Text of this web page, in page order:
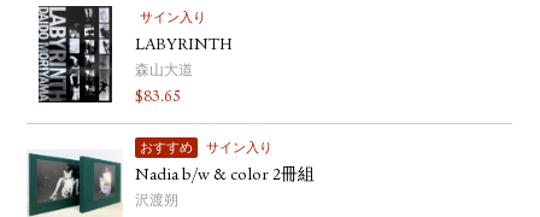
サイン入り
LABYRINTH
森山大道
$83.65
おすすめ サイン入り
Nadia b/w & color 2冊組
沢渡朔